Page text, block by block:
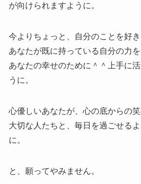
が向けられますように。
今よりちょっと、自分のことを好
あなたが既に持っている自分の力を
あなたの幸せのために＾＾上手に
うに。
心優しいあなたが、心の底からの
大切な人たちと、毎日を過ごせる
に。
と、願ってやみません。